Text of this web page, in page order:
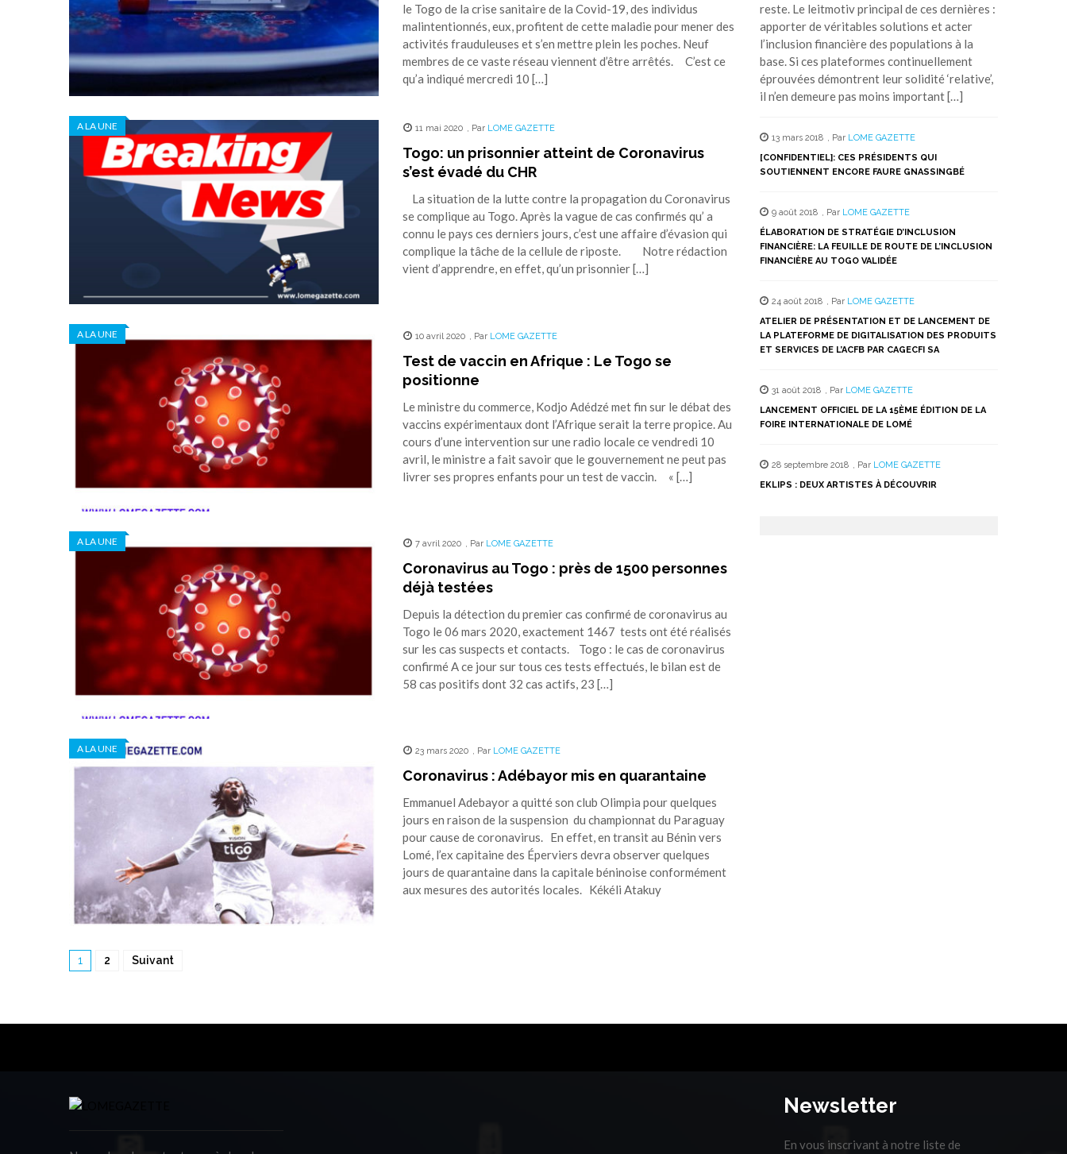
le Togo de la crise sanitaire de la Covid-19, des individus
malintentionnés, eux, profitent de cette maladie pour mener des
activités frauduleuses et s’en mettre plein les poches. Neuf
membres de ce vaste réseau viennent d’être arrêtés. C’est ce
qu’a indiqué mercredi 10 […]
A LA UNE 11 mai 2020 , Par LOME GAZETTE
Togo: un prisonnier atteint de Coronavirus
s’est évadé du CHR
La situation de la lutte contre la propagation du Coronavirus
se complique au Togo. Après la vague de cas confirmés qu’ a
connu le pays ces derniers jours, c’est une affaire d’évasion qui
complique la tâche de la cellule de riposte. Notre rédaction
vient d’apprendre, en effet, qu’un prisonnier […]
A LA UNE 10 avril 2020 Par LOME GAZETTE
Test de vaccin en Afrique : Le Togo se
positionne
Le ministre du commerce, Kodjo Adédzé met fin sur le débat des
vaccins expérimentaux dont l’Afrique serait la terre propice. Au
cours d’une intervention sur une radio locale ce vendredi 10
avril, le ministre a fait savoir que le gouvernement ne peut pas
livrer ses propres enfants pour un test de vaccin. « […]
A LA UNE 7 avril 2020 , Par LOME GAZETTE
Coronavirus au Togo : près de 1500 personnes
déjà testées
Depuis la détection du premier cas confirmé de coronavirus au
Togo le 06 mars 2020, exactement 1467 tests ont été réalisés
sur les cas suspects et contacts. Togo : le cas de coronavirus
confirmé A ce jour sur tous ces tests effectués, le bilan est de
58 cas positifs dont 32 cas actifs, 23 […]
A LA UNE 23 mars 2020 , Par LOME GAZETTE
Coronavirus : Adébayor mis en quarantaine
Emmanuel Adebayor a quitté son club Olimpia pour quelques
jours en raison de la suspension du championnat du Paraguay
pour cause de coronavirus. En effet, en transit au Bénin vers
Lomé, l’ex capitaine des Éperviers devra observer quelques
jours de quarantaine dans la capitale béninoise conformément
aux mesures des autorités locales. Kékéli Atakuy
1 2 Suivant
reste. Le leitmotiv principal de ces dernières :
apporter de véritables solutions et acter
l’inclusion financière des populations à la
base. Si ces plateformes continuellement
éprouvées démontrent leur solidité ‘relative’,
il n’en demeure pas moins important […]
13 mars 2018 , Par LOME GAZETTE
[CONFIDENTIEL]: CES PRÉSIDENTS QUI
SOUTIENNENT ENCORE FAURE GNASSINGBÉ
9 août 2018 , Par LOME GAZETTE
ÉLABORATION DE STRATÉGIE D’INCLUSION
FINANCIÈRE: LA FEUILLE DE ROUTE DE L’INCLUSION
FINANCIÈRE AU TOGO VALIDÉE
24 août 2018 , Par LOME GAZETTE
ATELIER DE PRÉSENTATION ET DE LANCEMENT DE
LA PLATEFORME DE DIGITALISATION DES PRODUITS
ET SERVICES DE L’ACFB PAR CAGECFI SA
31 août 2018 , Par LOME GAZETTE
LANCEMENT OFFICIEL DE LA 15ÈME ÉDITION DE LA
FOIRE INTERNATIONALE DE LOMÉ
28 septembre 2018 , Par LOME GAZETTE
EKLIPS : DEUX ARTISTES À DÉCOUVRIR
Newsletter
En vous inscrivant à notre liste de